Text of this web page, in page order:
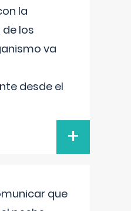
la
los
va
desde el
+
que